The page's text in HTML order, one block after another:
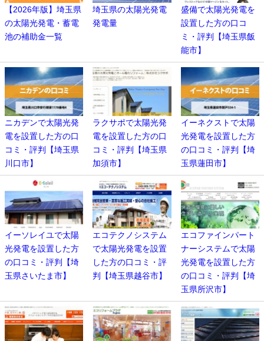
【2026年版】埼玉県
の太陽光発電・蓄電
池の補助金一覧
埼玉県の太陽光発電
発電量
盛備で太陽光発電を
設置した方の口コ
ミ・評判【埼玉県飯
能市】
ニカデンで太陽光発
電を設置した方の口
コミ・評判【埼玉県
川口市】
ラクサポで太陽光発
電を設置した方の口
コミ・評判【埼玉県
加須市】
イーネクストで太陽
光発電を設置した方
の口コミ・評判【埼
玉県蓮田市】
イーソレイユで太陽
光発電を設置した方
の口コミ・評判【埼
玉県さいたま市】
エコテクノシステム
で太陽光発電を設置
した方の口コミ・評
判【埼玉県越谷市】
エコファインパート
ナーシステムで太陽
光発電を設置した方
の口コミ・評判【埼
玉県所沢市】